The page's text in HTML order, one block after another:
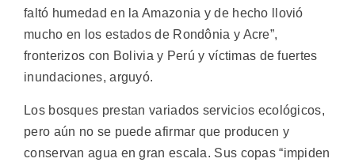
faltó humedad en la Amazonia y de hecho llovió
mucho en los estados de Rondônia y Acre”,
fronterizos con Bolivia y Perú y víctimas de fuertes
inundaciones, arguyó.
Los bosques prestan variados servicios ecológicos,
pero aún no se puede afirmar que producen y
conservan agua en gran escala. Sus copas “impiden